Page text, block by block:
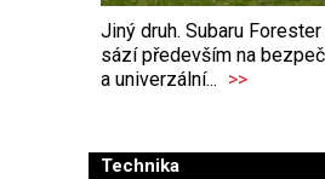
Jiný druh. Subaru
sází především na
a univerzální... >>
Technika